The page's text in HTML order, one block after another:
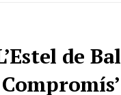
de